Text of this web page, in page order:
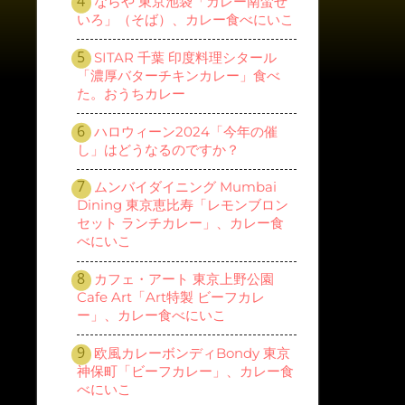
いろ」（そば）、カレー食べにいこ
SITAR 千葉 印度料理シタール
「濃厚バターチキンカレー」食べ
た。おうちカレー
ハロウィーン2024「今年の催
し」はどうなるのですか？
ムンバイダイニング Mumbai
Dining 東京恵比寿「レモンブロン
セット ランチカレー」、カレー食
べにいこ
カフェ・アート 東京上野公園
Cafe Art「Art特製 ビーフカレ
ー」、カレー食べにいこ
欧風カレーボンディBondy 東京
神保町「ビーフカレー」、カレー食
べにいこ